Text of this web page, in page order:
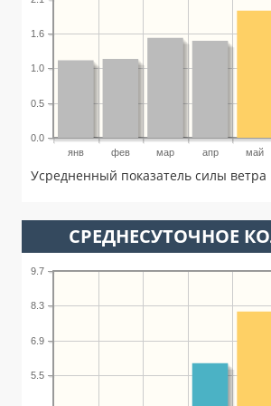
янв фев мар апр май
0.0
0.5
1.0
1.6
Усредненный показатель силы ветра
СРЕДНЕСУТОЧНОЕ
5.5
6.9
8.3
9.7